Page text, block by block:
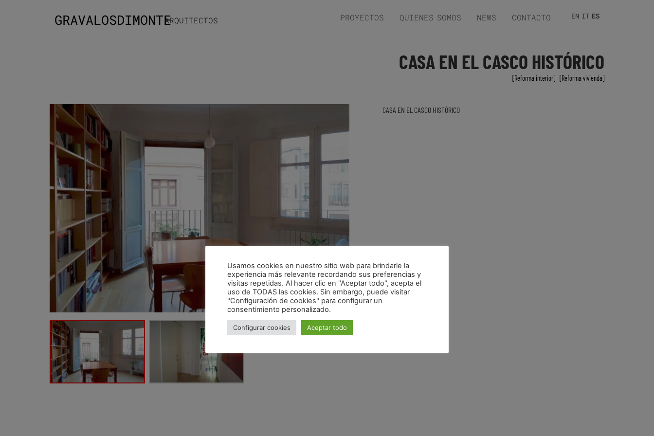
GRAVALOSDIMONTEARQUITECTOS PROYECTOS QUIENES SOMOS NEWS CONTACTO EN IT ES
CASA EN EL CASCO HISTÓRICO
CASA EN EL CASCO HISTÓRICO
Reforma interior Reforma vivienda
Usamos cookies en nuestro sitio web para brindarle la
experiencia más relevante recordando sus preferencias y
visitas repetidas. Al hacer clic en "Aceptar todo", acepta el
uso de TODAS las cookies. Sin embargo, puede visitar
"Configuración de cookies" para configurar un
consentimiento personalizado.
Configurar cookies Aceptar todo